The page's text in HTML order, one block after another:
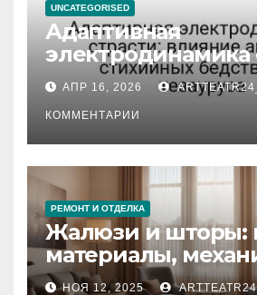
UNCATEGORISED
Адаптивная
электродинамика
влияние анализа
стихийных
тезауруса
АПР 16, 2026
КОММЕНТАРИИ
РЕМОНТ И ОТДЕЛКА
Жалюзи и шторы:
материалы,
управления и
НОЯ 12, 2025